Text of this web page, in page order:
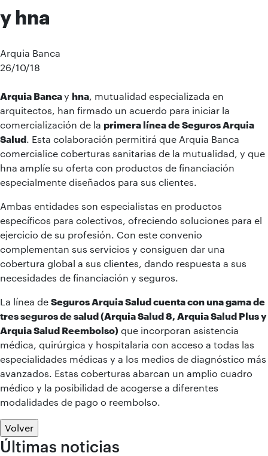
y hna
Arquia Banca
26/10/18
Arquia Bancay hna , mutualidad especializada en
arquitectos, han firmado un acuerdo para iniciar la
comercialización de la primera línea de Seguros Arquia
Salud . Esta colaboración permitirá que Arquia Banca
comercialice coberturas sanitarias de la mutualidad, y que
hna amplíe su oferta con productos de financiación
especialmente diseñados para sus clientes.
Ambas entidades son especialistas en productos
específicos para colectivos, ofreciendo soluciones para el
ejercicio de su profesión. Con este convenio
complementan sus servicios y consiguen dar una
cobertura global a sus clientes, dando respuesta a sus
necesidades de financiación y seguros.
La línea de Seguros Arquia Salud cuenta con una gama de
tres seguros de salud (Arquia Salud 8, Arquia Salud Plus y
Arquia Salud Reembolso) que incorporan asistencia
médica, quirúrgica y hospitalaria con acceso a todas las
especialidades médicas y a los medios de diagnóstico más
avanzados. Estas coberturas abarcan un amplio cuadro
médico y la posibilidad de acogerse a diferentes
modalidades de pago o reembolso.
Volver
Últimas noticias